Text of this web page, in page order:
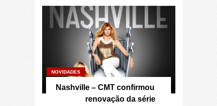
NOVIDADES
Nashville – CMT confirmou
renovação da série